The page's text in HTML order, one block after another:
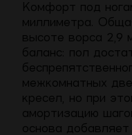
Комфорт под
миллиметра.
высоте ворса 2,9
баланс: пол
межкомнатных
кресел, но при
амортизацию
основа